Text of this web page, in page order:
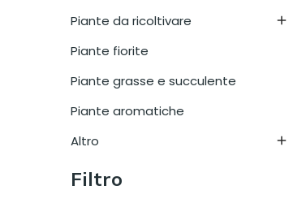
Piante da ricoltivare 
Piante fiorite
Piante grasse e succulente
Piante aromatiche
Altro

Filtro